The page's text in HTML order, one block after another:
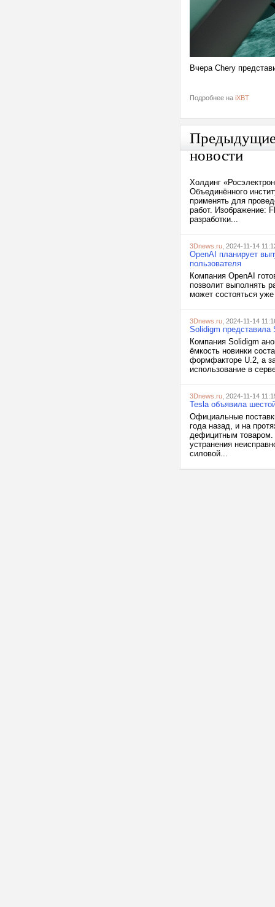
Вчера Chery
Подробнее на iXBT
новости
Холдинг
Объединённого
применять для
работ. Изображение:
разработки...
3Dnews.ru , 2024-11-14
OpenAI планирует
пользователя
Компания OpenAI
позволит выполнять
может состояться
3Dnews.ru , 2024-11-14
Solidigm представила
Компания Solidigm
ёмкость новинки
формфакторе U.2, а
использование в
3Dnews.ru , 2024-11-14
Tesla объявила
Официальные
года назад, и на
дефицитным товаром.
устранения
силовой...